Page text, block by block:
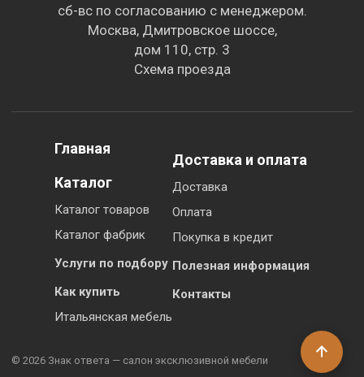
сб-вс по согласованию с менеджером.
Москва, Дмитровское шоссе,
дом 110, стр. 3
Схема проезда
Главная
Каталог
Каталог товаров
Каталог фабрик
Услуги по подбору
Как купить
Итальянская мебель
Доставка и оплата
Доставка
Оплата
Покупка в кредит
Полезная информация
Контакты
© 2026 Знак ответа — салон эксклюзивной мебели